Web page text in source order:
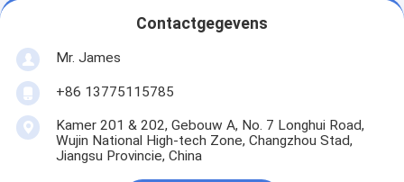
Contactgegevens
Mr. James
+86 13775115785
Kamer 201 & 202, Gebouw A, No. 7 Longhui Road,
Wujin National High-tech Zone, Changzhou Stad,
Jiangsu Provincie, China